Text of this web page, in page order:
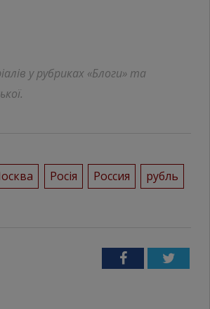
у рубриках «Блоги» та
Росія Россия
рубль
FacebookTwitter